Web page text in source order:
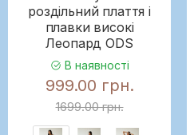
роздільний плаття і
плавки високі
Леопард ODS
В наявності
999.00 грн.
1699.00 грн.